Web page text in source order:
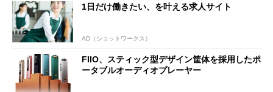
1日だけ働きたい、を叶える求人サイト
AD（ショットワークス）
FIIO、スティック型デザイン筐体を採用したポ
ータブルオーディオプレーヤー